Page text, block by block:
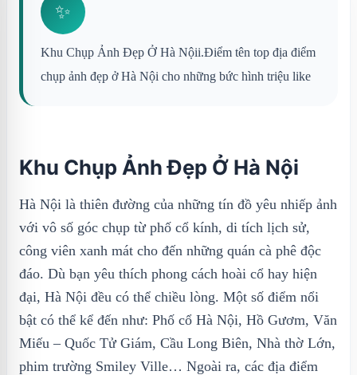
✨
Khu Chụp Ảnh Đẹp Ở Hà Nộii.Điểm tên top địa điểm
chụp ảnh đẹp ở Hà Nội cho những bức hình triệu like
Khu Chụp Ảnh Đẹp Ở Hà Nội
Hà Nội là thiên đường của những tín đồ yêu nhiếp ảnh
với vô số góc chụp từ phố cổ kính, di tích lịch sử,
công viên xanh mát cho đến những quán cà phê độc
đáo. Dù bạn yêu thích phong cách hoài cổ hay hiện
đại, Hà Nội đều có thể chiều lòng. Một số điểm nổi
bật có thể kể đến như: Phố cổ Hà Nội, Hồ Gươm, Văn
Miếu – Quốc Tử Giám, Cầu Long Biên, Nhà thờ Lớn,
phim trường Smiley Ville… Ngoài ra, các địa điểm